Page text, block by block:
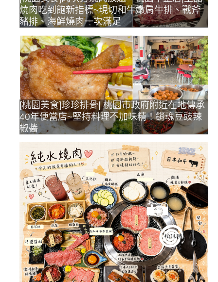
燒肉吃到飽新指標~現切和牛嫩肩牛排、戰斧
豬排、海鮮燒肉一次滿足
[桃園美食]珍珍排骨| 桃園市政府附近在地傳承
40年便當店~堅持料理不加味精！銷魂豆豉辣
椒醬